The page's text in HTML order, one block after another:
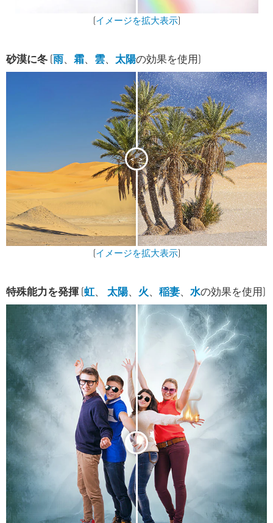
(イメージを拡大表示)
砂漠に冬 (雨、 霜、 雲、 太陽の効果を使用)
< >
(イメージを拡大表示)
特殊能力を発揮 (虹、 太陽、 火、 稲妻、 水の効果を使用)
< >